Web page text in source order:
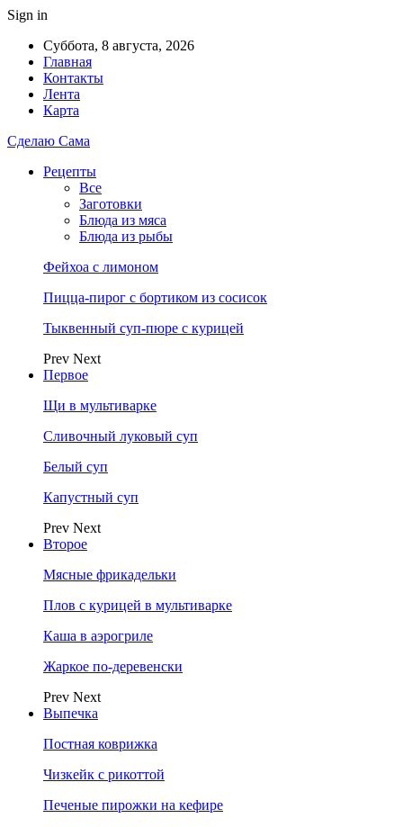
Sign in
Суббота, 8 августа, 2026
Главная
Контакты
Лента
Карта
Сделаю Сама
Рецепты
Все
Заготовки
Блюда из мяса
Блюда из рыбы
Фейхоа с лимоном
Пицца-пирог с бортиком из сосисок
Тыквенный суп-пюре с курицей
Prev Next
Первое
Щи в мультиварке
Сливочный луковый суп
Белый суп
Капустный суп
Prev Next
Второе
Мясные фрикадельки
Плов с курицей в мультиварке
Каша в аэрогриле
Жаркое по-деревенски
Prev Next
Выпечка
Постная коврижка
Чизкейк с рикоттой
Печеные пирожки на кефире